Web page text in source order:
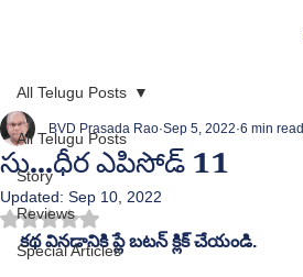
All Telugu Posts
Story
Reviews
Special Articles
All Telugu Posts
సు...ధీర ఎపిసోడ్ 11
BVD Prasada Rao Sep 5, 2022 6 min read
Updated: Sep 10, 2022
Rated NaN out of 5 stars.
కథ వినడానికి ప్లే బటన్ క్లిక్ చేయండి.